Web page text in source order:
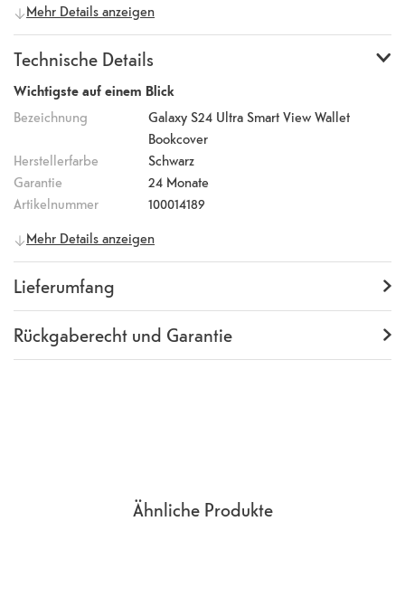
Galaxy S24 Ultra. Dank des kleinen Fensters und des integrierten
und andere wichtige Funktionen nutzen, ohne das Cover öffnen
zu müssen.
Mehr Details anzeigen
Technische Details
Wichtigste auf einem Blick
Bezeichnung
Galaxy S24 Ultra Smart View Wallet
Bookcover
Herstellerfarbe
Schwarz
Garantie
24 Monate
Artikelnummer
100014189
Allgemeine Informationen
Hersteller
Samsung
Herstellernummer
Mehr Details anzeigen
Lieferumfang
Lieferumfang Book Case
Rückgaberecht und Garantie
Garantie
24 Monate
Ähnliche Produkte